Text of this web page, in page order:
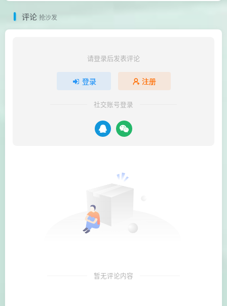
评论 抢沙发
请登录后发表评论
登录 注册
社交账号登录
暂无评论内容